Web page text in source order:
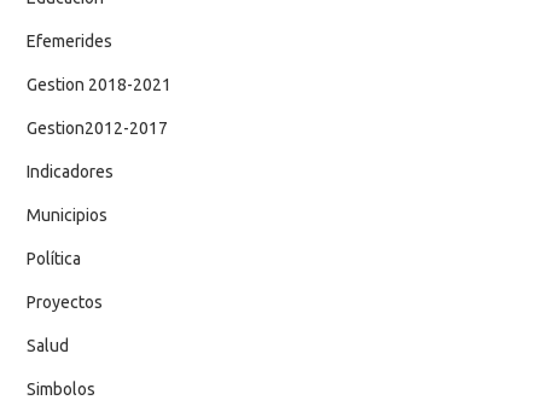
Efemerides
Gestion 2018-2021
Gestion2012-2017
Indicadores
Municipios
Política
Proyectos
Salud
Simbolos